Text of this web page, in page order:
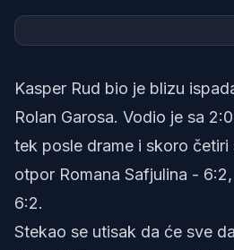
Kasper Rud bio je blizu
Rolan Garosa. Vodio je sa
tek posle drame i skoro četiri
otpor Romana Safjulina -
6:2.
Stekao se utisak da će sve